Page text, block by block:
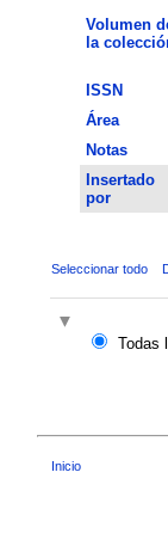
Volumen
la
ISSN
Área
Notas
Insertado
por
Seleccionar todo
Todas
Inicio